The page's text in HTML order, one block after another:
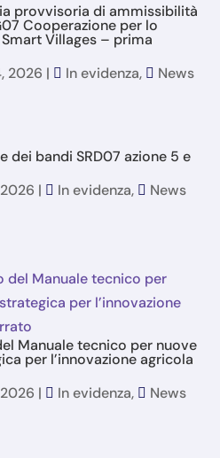
provvisoria di ammissibilità
Cooperazione per lo
Villages – prima
2026 | In evidenza, News
dei bandi SRD07 azione 5 e
| In evidenza, News
Manuale tecnico per nuove
per l’innovazione agricola
| In evidenza, News